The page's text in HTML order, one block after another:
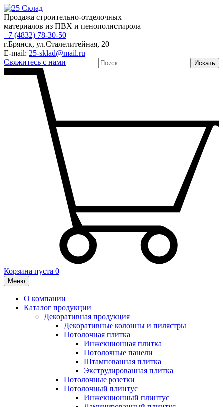
Продажа строительно-отделочных
материалов из ПВХ и пенополистирола
+7 (4832) 78-30-50
г.Брянск, ул.Сталелитейная, 20
E-mail: 25-sklad@mail.ru
Свяжитесь с нами
Искать
Корзина пуста 0
Меню
О компании
Каталог продукции
Декоративная продукция
Декоративные колонны и пилястры
Потолочная плитка
Инжекционная плитка
Потолочные панели
Штампованная плитка
Экструдированная плитка
Потолочные розетки
Потолочный плинтус
Инжекционный плинтус